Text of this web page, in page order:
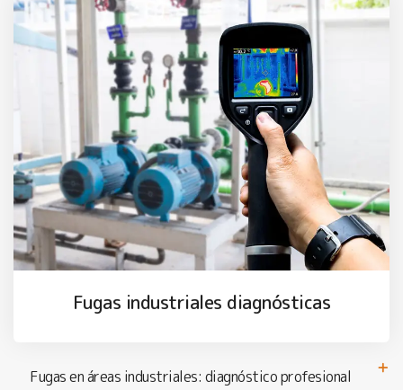
Fugas industriales diagnósticas
Fugas en áreas industriales: diagnóstico profesional